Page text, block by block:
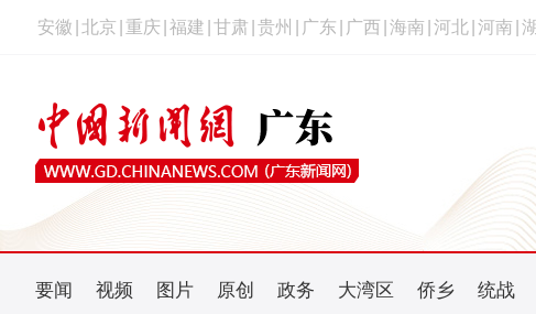
安徽 北京 重庆 福建 甘肃 贵州 广东 广西 海南 河北 河南
要闻 视频 图片 原创 政务 大湾区 侨乡 统战